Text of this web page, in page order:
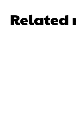
Related